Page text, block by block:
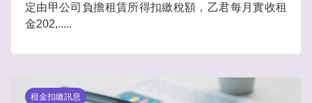
定由甲公司負擔租賃所得扣繳稅額，乙君每月實收租
金202,.....
租金扣繳訊息